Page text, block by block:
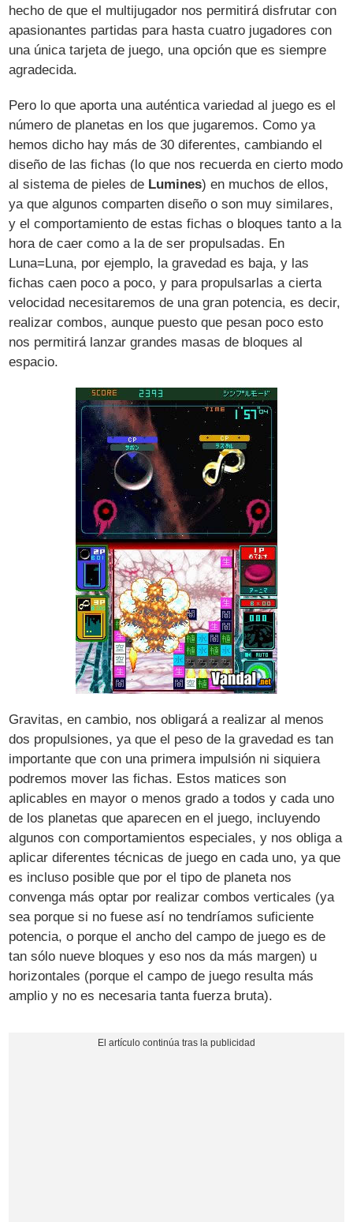
hecho de que el multijugador nos permitirá disfrutar con
apasionantes partidas para hasta cuatro jugadores con
una única tarjeta de juego, una opción que es siempre
agradecida.
Pero lo que aporta una auténtica variedad al juego es el
número de planetas en los que jugaremos. Como ya
hemos dicho hay más de 30 diferentes, cambiando el
diseño de las fichas (lo que nos recuerda en cierto modo
al sistema de pieles de Lumines) en muchos de ellos,
ya que algunos comparten diseño o son muy similares,
y el comportamiento de estas fichas o bloques tanto a la
hora de caer como a la de ser propulsadas. En
Luna=Luna, por ejemplo, la gravedad es baja, y las
fichas caen poco a poco, y para propulsarlas a cierta
velocidad necesitaremos de una gran potencia, es decir,
realizar combos, aunque puesto que pesan poco esto
nos permitirá lanzar grandes masas de bloques al
espacio.
Gravitas, en cambio, nos obligará a realizar al menos
dos propulsiones, ya que el peso de la gravedad es tan
importante que con una primera impulsión ni siquiera
podremos mover las fichas. Estos matices son
aplicables en mayor o menos grado a todos y cada uno
de los planetas que aparecen en el juego, incluyendo
algunos con comportamientos especiales, y nos obliga a
aplicar diferentes técnicas de juego en cada uno, ya que
es incluso posible que por el tipo de planeta nos
convenga más optar por realizar combos verticales (ya
sea porque si no fuese así no tendríamos suficiente
potencia, o porque el ancho del campo de juego es de
tan sólo nueve bloques y eso nos da más margen) u
horizontales (porque el campo de juego resulta más
amplio y no es necesaria tanta fuerza bruta).